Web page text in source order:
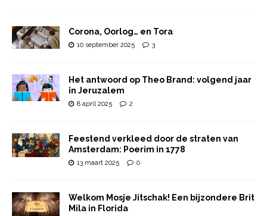
Corona, Oorlog… en Tora
10 september 2025 3
Het antwoord op Theo Brand: volgend jaar
in Jeruzalem
8 april 2025 2
Feestend verkleed door de straten van
Amsterdam: Poerim in 1778
13 maart 2025 0
Welkom Mosje Jitschak! Een bijzondere Brit
Mila in Florida